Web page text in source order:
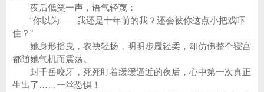
夜后低笑一声，语气轻蔑：
“你以为——我还是十年前的我？还会被你这点小把戏吓
住？”
她身形摇曳，衣袂轻扬，明明步履轻柔，却仿佛整个寝宫
都随她气机而震荡。
封千岳咬牙，死死盯着缓缓逼近的夜后，心中第一次真正
生出了……一丝恐惧！